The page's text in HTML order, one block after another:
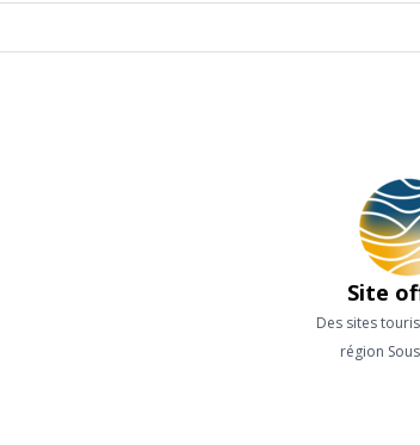
Site
Des sites
région